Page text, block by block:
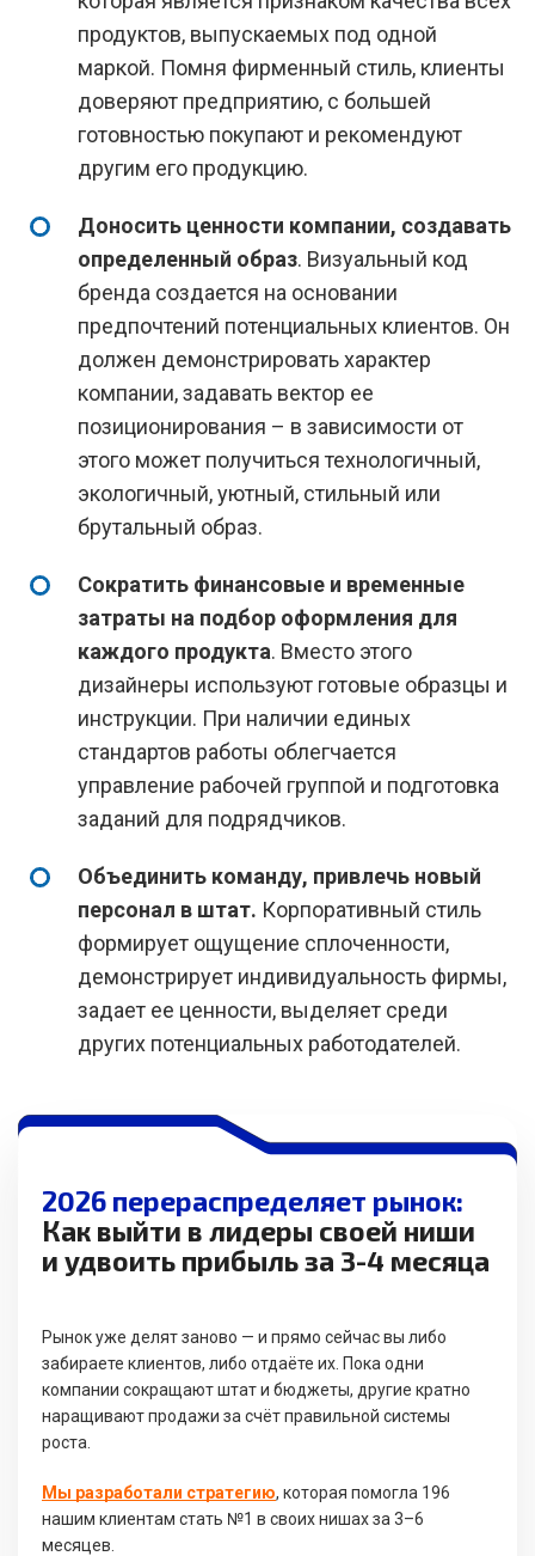
продуктов, выпускаемых под одной
маркой. Помня фирменный стиль, клиенты
доверяют предприятию, с большей
готовностью покупают и рекомендуют
другим его продукцию.
Доносить ценности компании, создавать
определенный образ. Визуальный код
бренда создается на основании
предпочтений потенциальных клиентов. Он
должен демонстрировать характер
компании, задавать вектор ее
позиционирования – в зависимости от
этого может получиться технологичный,
экологичный, уютный, стильный или
брутальный образ.
Сократить финансовые и временные
затраты на подбор оформления для
каждого продукта. Вместо этого
дизайнеры используют готовые образцы и
инструкции. При наличии единых
стандартов работы облегчается
управление рабочей группой и подготовка
заданий для подрядчиков.
Объединить команду, привлечь новый
персонал в штат. Корпоративный стиль
формирует ощущение сплоченности,
демонстрирует индивидуальность фирмы,
задает ее ценности, выделяет среди
других потенциальных работодателей.
2026 перераспределяет рынок:
Как выйти в лидеры своей ниши
и удвоить прибыль за 3-4 месяца
Рынок уже делят заново — и прямо сейчас вы либо
забираете клиентов, либо отдаёте их. Пока одни
компании сокращают штат и бюджеты, другие кратно
наращивают продажи за счёт правильной системы
роста.
Мы разработали стратегию, которая помогла 196
нашим клиентам стать №1 в своих нишах за 3–6
месяцев.